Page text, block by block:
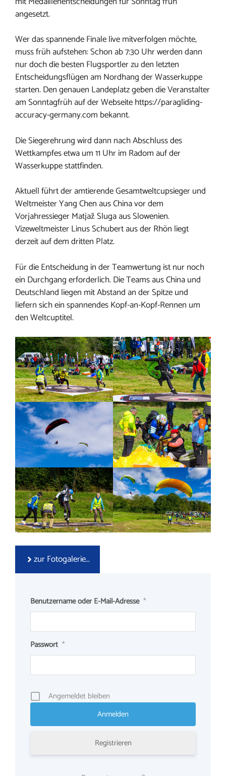
angesetzt.
Wer das spannende Finale live mitverfolgen möchte,
muss früh aufstehen: Schon ab 7:30 Uhr werden dann
nur doch die besten Flugsportler zu den letzten
Entscheidungsflügen am Nordhang der Wasserkuppe
starten. Den genauen Landeplatz geben die Veranstalter
am Sonntagfrüh auf der Webseite https://paragliding-
accuracy-germany.com bekannt.
Die Siegerehrung wird dann nach Abschluss des
Wettkampfes etwa um 11 Uhr im Radom auf der
Wasserkuppe stattfinden.
Aktuell führt der amtierende Gesamtweltcupsieger und
Weltmeister Yang Chen aus China vor dem
Vorjahressieger Matjaž Sluga aus Slowenien.
Vizeweltmeister Linus Schubert aus der Rhön liegt
derzeit auf dem dritten Platz.
Für die Entscheidung in der Teamwertung ist nur noch
ein Durchgang erforderlich. Die Teams aus China und
Deutschland liegen mit Abstand an der Spitze und
liefern sich ein spannendes Kopf-an-Kopf-Rennen um
den Weltcuptitel.
zur Fotogalerie…
Benutzername oder E-Mail-Adresse *
Passwort *
Angemeldet bleiben
Registrieren